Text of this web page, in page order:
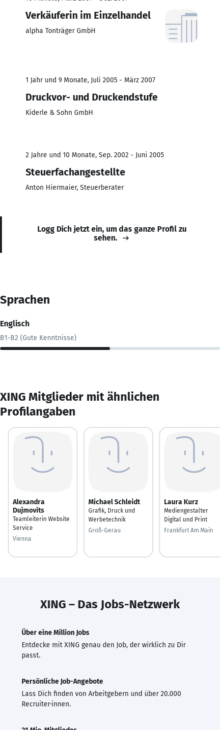
Verkäuferin im Einzelhandel
alpha Tonträger GmbH
1 Jahr und 9 Monate, Juli 2005 - März 2007
Druckvor- und Druckendstufe
Kiderle & Sohn GmbH
2 Jahre und 10 Monate, Sep. 2002 - Juni 2005
Steuerfachangestellte
Anton Hiermaier, Steuerberater
Logg Dich jetzt ein, um das ganze Profil zu
sehen.
Sprachen
Englisch
B1-B2 (Gute Kenntnisse)
XING Mitglieder mit ähnlichen
Profilangaben
Alexandra
Dujmovits
Teamleiterin Website
Service
Vienna
Michael Schleidt
Grafik, Druck und
Werbetechnik
Groß-Gerau
Laura Kurz
Mediengestalter
Digital und Print
Frankfurt Am Main
XING – Das Jobs-Netzwerk
Über eine Million Jobs
Entdecke mit XING genau den Job, der wirklich zu Dir
passt.
Persönliche Job-Angebote
Lass Dich finden von Arbeitgebern und über 20.000
Recruiter·innen.